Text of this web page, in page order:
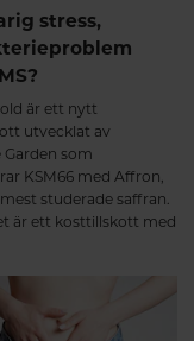
stress,
är ett nytt
utvecklat av
Garden som
KSM66 med Affron,
studerade saffran.
är ett kosttillskott med
och sexuell olust.